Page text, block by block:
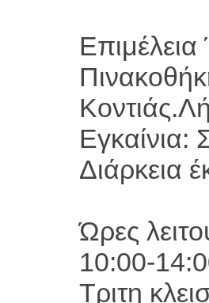
Εγκαίνια:
Διάρκεια
Ώρες
10:00-
Τριτη